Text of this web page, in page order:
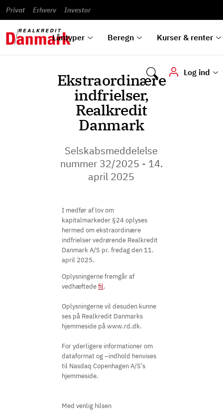
Privat Erhverv Investor
Låntyper Beregn Kurser & renter
Log ind
til bolig
Alle
låntyper
omlægning
Se alle
beregnere
Renteprognose
Bestil
kursovervågning
rentetilpasning
vilkår
Blanketter
Samarbejdspartnere
guides
hvad
vi kan
tilbyde
Ekstraordinære
indfrielser,
Realkredit
Danmark
Selskabsmeddelelse
nummer 32/2025 - 14.
april 2025
I medfør af lov om
kapitalmarkeder §24 oplyses
hermed om ekstraordinære
indfrielser vedrørende Realkredit
Danmark A/S pr. fredag den 11.
april 2025.
Oplysningerne fremgår af
vedhæftedefil.
Oplysningerne vil desuden kunne
ses på Realkredit Danmarks
hjemmeside på www.rd.dk.
For yderligere informationer om
dataformat og –indhold henvises
til Nasdaq Copenhagen A/S’s
hjemmeside.
Med venlig hilsen